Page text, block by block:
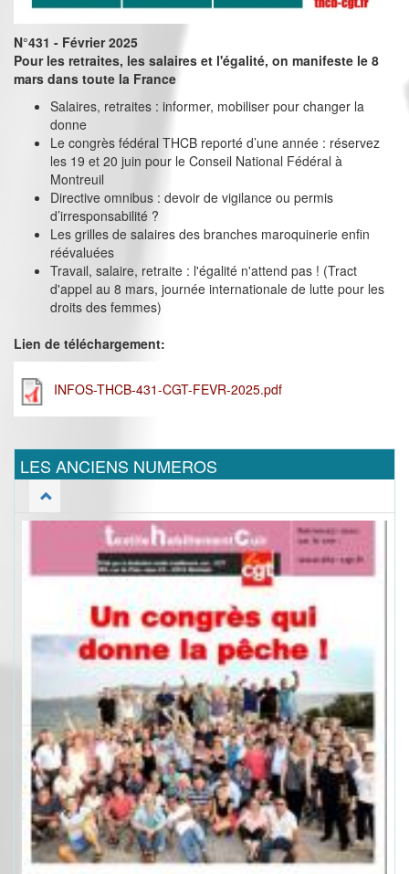
N°431 - Février 2025
Pour les retraites, les salaires et l'égalité, on manifeste le 8
mars dans toute la France
Salaires, retraites : informer, mobiliser pour changer la
donne
Le congrès fédéral THCB reporté d’une année : réservez
les 19 et 20 juin pour le Conseil National Fédéral à
Montreuil
Directive omnibus : devoir de vigilance ou permis
d’irresponsabilité ?
Les grilles de salaires des branches maroquinerie enfin
réévaluées
Travail, salaire, retraite : l'égalité n'attend pas ! (Tract
d'appel au 8 mars, journée internationale de lutte pour les
droits des femmes)
Lien de téléchargement:
INFOS-THCB-431-CGT-FEVR-2025.pdf
LES ANCIENS NUMEROS